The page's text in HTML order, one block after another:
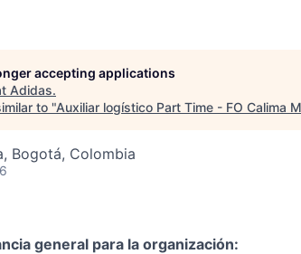
accepting applications
Adidas.
to "Auxiliar logístico Part Time - FO Calima
Bogotá, Colombia
general para la organización: